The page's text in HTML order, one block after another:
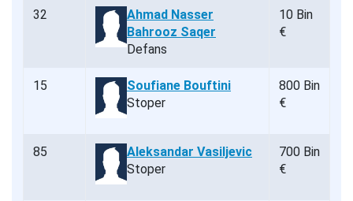
32
Ahmad Nasser
Bahrooz Saqer
Defans
10 Bin
€
15
Soufiane Bouftini
Stoper
800 Bin
€
85
Aleksandar Vasiljevic
Stoper
700 Bin
€